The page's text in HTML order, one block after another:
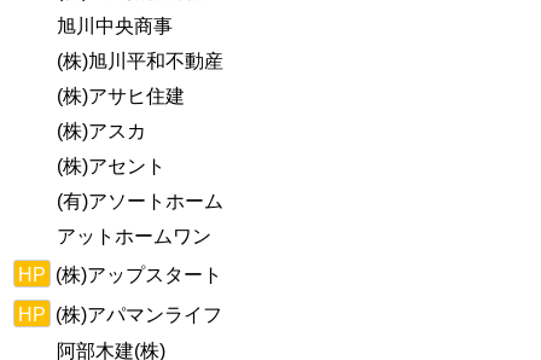
旭川中央商事
(株)旭川平和不動産
(株)アサヒ住建
(株)アスカ
(株)アセント
(有)アソートホーム
アットホームワン
HP (株)アップスタート
HP (株)アパマンライフ
阿部木建(株)